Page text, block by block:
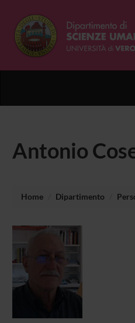
Antonio
Home Dipartimento